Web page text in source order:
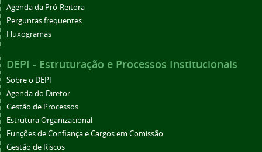
Agenda da Pró-Reitora
Perguntas frequentes
Fluxogramas
DEPI - Estruturação e Processos Institucionais
Sobre o DEPI
Agenda do Diretor
Gestão de Processos
Estrutura Organizacional
Funções de Confiança e Cargos em Comissão
Gestão de Riscos